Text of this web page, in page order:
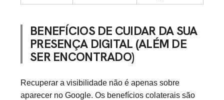
BENEFÍCIOS DE CUIDAR DA SUA
PRESENÇA DIGITAL (ALÉM DE
SER ENCONTRADO)
Recuperar a visibilidade não é apenas sobre
aparecer no Google. Os benefícios colaterais são